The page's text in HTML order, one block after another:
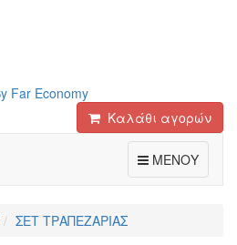
Καλάθι αγορών
ΜΕΝΟΥ
ΣΕΤ ΤΡΑΠΕΖΑΡΙΑΣ